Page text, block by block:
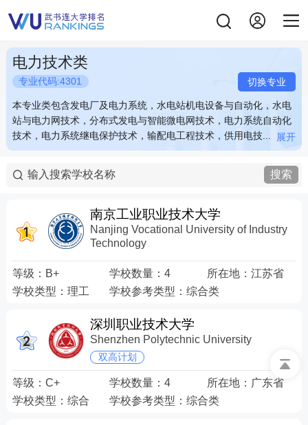
电力技术类
专业代码:4301 切换专业
本专业类包含发电厂及电力系统，水电站机电设备与自动化，水电
站与电力网技术，分布式发电与智能微电网技术，电力系统自动化
技术，电力系统继电保护技术，输配电工程技术，供用电技...
本专业类包含发电厂及电力系统，水电站机电设备与自动化，水电
站与电力网技术，分布式发电与智能微电网技术，电力系统自动化
技术，电力系统继电保护技术，输配电工程技术，供用电技术，农
展开
本专业类包含发电厂及电力系统，水电站机电设备与自动化，水电
站与电力网技术，分布式发电与智能微电网技术，电力系统自动化
技术，电力系统继电保护技术，输配电工程技术，供用电技...
本专业类包含发电厂及电力系统，水电站机电设备与自动化，水电
站与电力网技术，分布式发电与智能微电网技术，电力系统自动化
技术，电力系统继电保护技术，输配电工程技术，供用电技术，农
展开
搜索
南京工业职业技术大学
Nanjing Vocational University of Industry
Technology
等级： B+ 学校数量：4 所在地： 江苏省
学校类型： 理工 学校参考类型：综合类
深圳职业技术大学
Shenzhen Polytechnic University
双高计划
等级： C+ 学校数量：4 所在地： 广东省
学校类型： 综合 学校参考类型：综合类